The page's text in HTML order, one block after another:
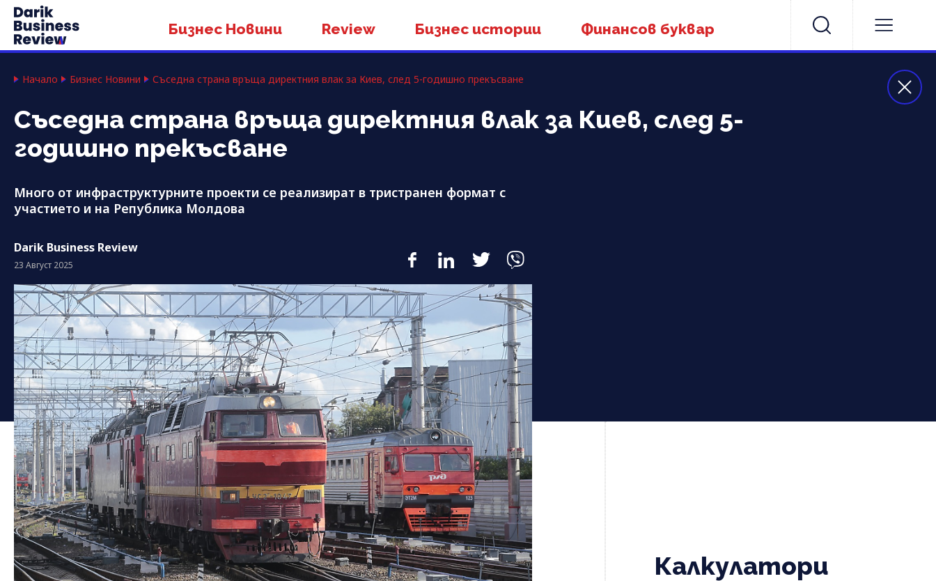
Бизнес Новини Review Бизнес истории Финансов буквар
Начало Бизнес Новини Съседна страна връща директния влак за Киев, след 5-годишно прекъсване
Съседна страна връща директния влак за Киев, след 5-
годишно прекъсване
Много от инфраструктурните проекти се реализират в тристранен формат с
участието и на Република Молдова
Darik Business Review
23 Август 2025
Калкулатори